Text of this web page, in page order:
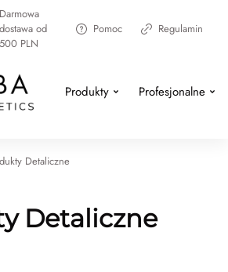
Darmowa
dostawa od
500 PLN
Pomoc Regulamin
Produkty Profesjonalne
Detaliczne
Detaliczne